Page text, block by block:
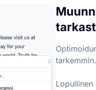
kuukausittain,
lisäksi
ääni- ja
Lopullinen